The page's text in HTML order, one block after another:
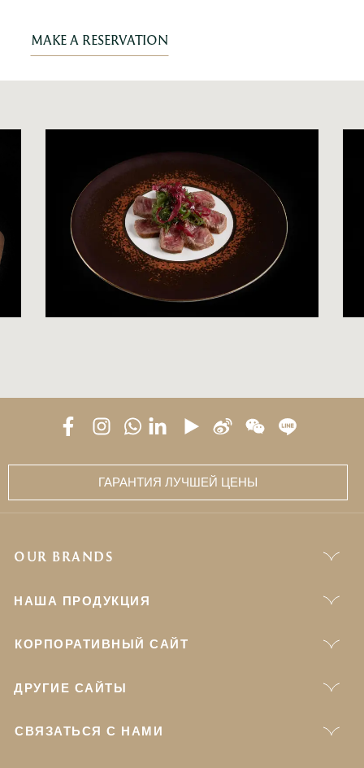
MAKE A RESERVATION
ГАРАНТИЯ ЛУЧШЕЙ ЦЕНЫ
OUR BRANDS
НАША ПРОДУКЦИЯ
КОРПОРАТИВНЫЙ САЙТ
ДРУГИЕ САЙТЫ
СВЯЗАТЬСЯ С НАМИ